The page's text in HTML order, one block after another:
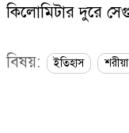
কিলোমিটার দুরে
বিষয়: ইতিহাস